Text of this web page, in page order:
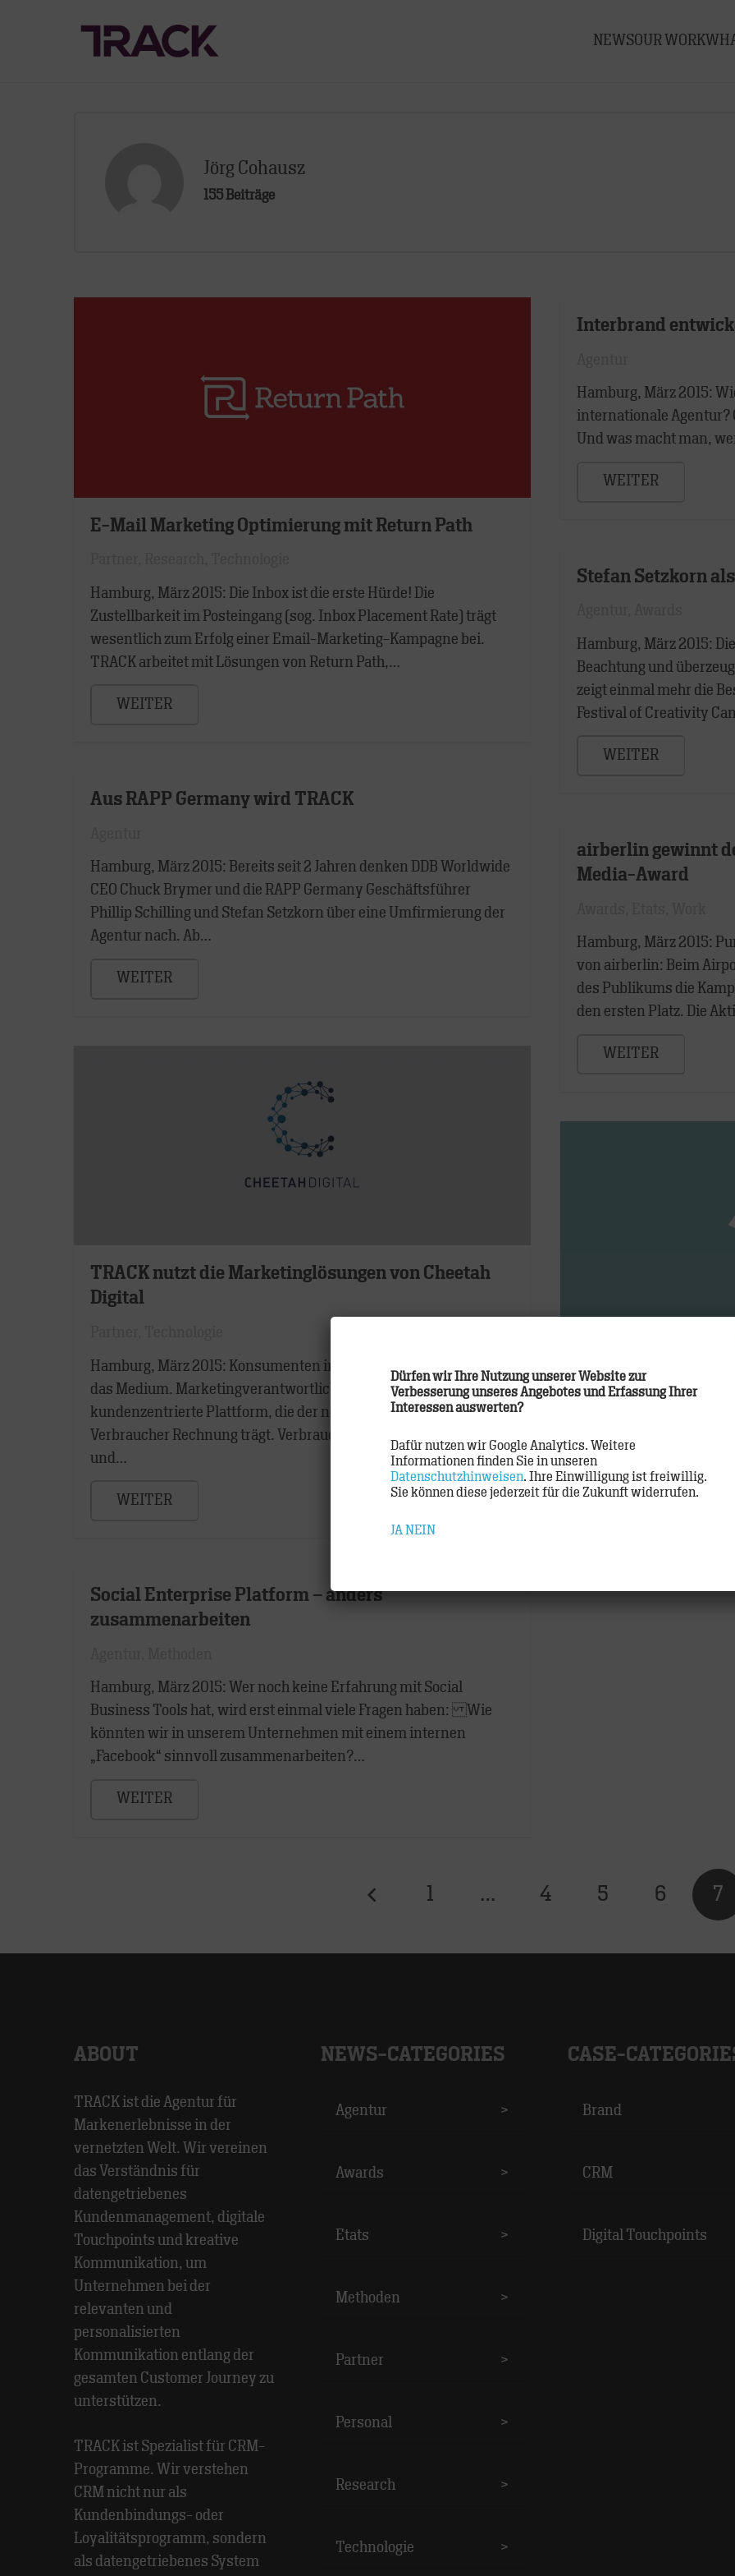
NEWSOUR WORK
Jörg Cohausz
155 Beiträge
E-Mail Marketing Optimierung mit Return Path
Hamburg, März 2015: Die Inbox ist die erste Hürde! Die
Zustellbarkeit im Posteingang (sog. Inbox Placement Rate) trägt
wesentlich zum Erfolg einer Email-Marketing-Kampagne bei.
TRACK arbeitet mit Lösungen von Return Path,…
WEITER
Interbrand
Hamburg, März 2015:
internationale Agentur?
Und was macht man,
WEITER
Stefan Setzkorn
Hamburg, März 2015:
Beachtung und
zeigt einmal mehr die
Festival of Creativity
WEITER
Aus RAPP Germany wird TRACK
Hamburg, März 2015: Bereits seit 2 Jahren denken DDB Worldwide
CEO Chuck Brymer und die RAPP Germany Geschäftsführer
Phillip Schilling und Stefan Setzkorn über eine Umfirmierung der
Agentur nach. Ab…
WEITER
airberlin gewinnt
Media-Award
Hamburg, März 2015:
von airberlin: Beim
des Publikums die
den ersten Platz. Die
WEITER
TRACK nutzt die Marketinglösungen von Cheetah
Digital
Hamburg, März 2015: Konsumenten interessiert die Marke – nicht
das Medium. Marketingverantwortliche benötigen heute eine
kundenzentrierte Plattform, die der neuen Ära vernetzter
Verbraucher Rechnung trägt. Verbraucher, die über alle Kanäle
und…
WEITER
Design Thinking
Agentur,Methoden
Hamburg, März 2015:
müssen lernen,
Hennessy, President
Medienangebote,
Social Enterprise Platform – anders
zusammenarbeiten
Hamburg, März 2015: Wer noch keine Erfahrung mit Social
Business Tools hat, wird erst einmal viele Fragen haben: Wie
könnten wir in unserem Unternehmen mit einem internen
„Facebook“ sinnvoll zusammenarbeiten?…
WEITER
1 … 4 5 6 7
ABOUT
TRACK ist die Agentur für
Markenerlebnisse in der
vernetzten Welt. Wir vereinen
das Verständnis für
datengetriebenes
Kundenmanagement, digitale
Touchpoints und kreative
Kommunikation, um
Unternehmen bei der
relevanten und
personalisierten
Kommunikation entlang der
gesamten Customer Journey zu
unterstützen.
TRACK ist Spezialist für CRM-
Programme. Wir verstehen
CRM nicht nur als
Kundenbindungs- oder
Loyalitätsprogramm, sondern
als datengetriebenes System
NEWS-CATEGORIES
Agentur >
Awards >
Etats >
Methoden >
Partner >
Personal >
Research >
Technologie >
CASE-
Brand
CRM
Digital Touchpoints
Dürfen wir Ihre Nutzung unserer Website zur
Verbesserung unseres Angebotes und Erfassung Ihrer
Interessen auswerten?
Dafür nutzen wir Google Analytics. Weitere
Informationen finden Sie in unseren
Datenschutzhinweisen. Ihre Einwilligung ist freiwillig.
Sie können diese jederzeit für die Zukunft widerrufen.
JA NEIN